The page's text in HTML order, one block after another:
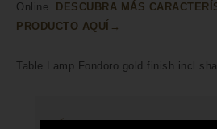
Online.
DESCUBRA MÁS
PRODUCTO AQUÍ→
Table Lamp Fondoro gold finish incl